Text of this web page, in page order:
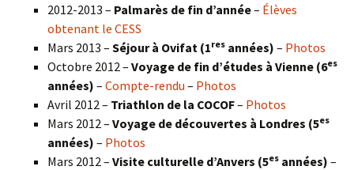
2012-2013 – Palmarès de fin d’année– Élèves
obtenant le CESS
Mars 2013 – Séjour à Ovifat (1res années) – Photos
Octobre 2012 – Voyage de fin d’études à Vienne (6es
années) – Compte-rendu – Photos
Avril 2012 – Triathlon de la COCOF– Photos
Mars 2012 – Voyage de découvertes à Londres (5es
années) – Photos
Mars 2012 – Visite culturelle d’Anvers (5es années) –